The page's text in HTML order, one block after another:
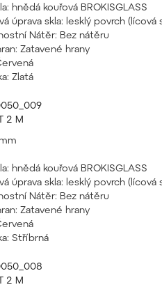
hnědá kouřová BROKISGLASS
úprava skla: lesklý povrch (lícová
Nátěr: Bez nátěru
Zatavené hrany
Zlatá
2 M
hnědá kouřová BROKISGLASS
úprava skla: lesklý povrch (lícová
Nátěr: Bez nátěru
Zatavené hrany
Stříbrná
2 M